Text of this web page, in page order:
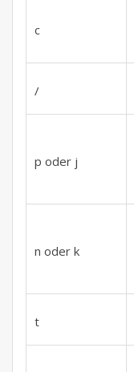
c
/
p oder j
n oder k
t